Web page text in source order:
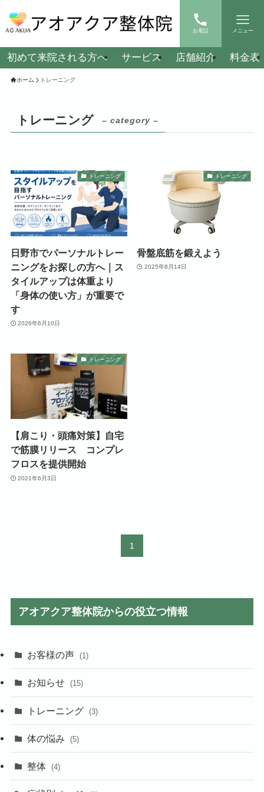
お電話 メニュー
初めて来院される方へ サービス 店舗紹介 料金表
ホーム トレーニング
トレーニング – category –
トレーニング
日野市でパーソナルトレー
ニングをお探しの方へ｜ス
タイルアップは体重より
「身体の使い方」が重要で
す
2026年6月10日
トレーニング
骨盤底筋を鍛えよう
2025年8月14日
トレーニング
【肩こり・頭痛対策】自宅
で筋膜リリース コンプレ
フロスを提供開始
2021年6月3日
1
アオアクア整体院からの役立つ情報
お客様の声 (1)
お知らせ (15)
トレーニング (3)
体の悩み (5)
整体 (4)